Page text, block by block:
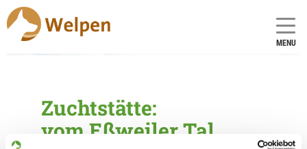
MENU
Zuchtstätte:
vom Eßweiler Tal